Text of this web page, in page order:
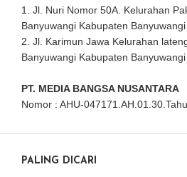
1. Jl. Nuri Nomor 50A. Kelurahan
Banyuwangi Kabupaten Banyuwangi
2. Jl. Karimun Jawa Kelurahan
Banyuwangi Kabupaten Banyuwangi
PT. MEDIA BANGSA NUSANTARA
Nomor : AHU-
PALING DICARI